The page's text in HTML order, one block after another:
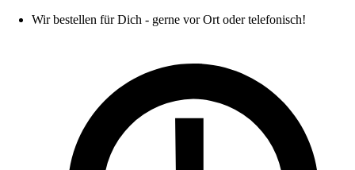
Wir bestellen für Dich - gerne vor Ort oder telefonisch!